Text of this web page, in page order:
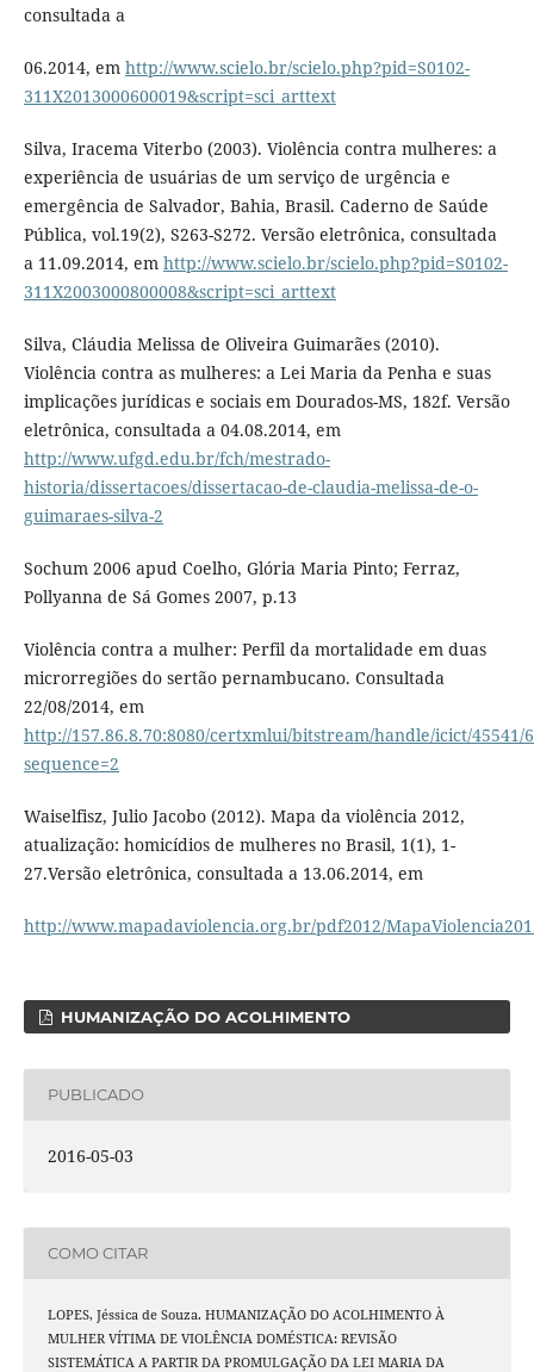
consultada a
06.2014, em http://www.scielo.br/scielo.php?pid=S0102-
311X2013000600019&script=sci_arttext
Silva, Iracema Viterbo (2003). Violência contra mulheres: a
experiência de usuárias de um serviço de urgência e
emergência de Salvador, Bahia, Brasil. Caderno de Saúde
Pública, vol.19(2), S263-S272. Versão eletrônica, consultada
a 11.09.2014, em http://www.scielo.br/scielo.php?pid=S0102-
311X2003000800008&script=sci_arttext
Silva, Cláudia Melissa de Oliveira Guimarães (2010).
Violência contra as mulheres: a Lei Maria da Penha e suas
implicações jurídicas e sociais em Dourados-MS, 182f. Versão
eletrônica, consultada a 04.08.2014, em
http://www.ufgd.edu.br/fch/mestrado-
historia/dissertacoes/dissertacao-de-claudia-melissa-de-o-
guimaraes-silva-2
Sochum 2006 apud Coelho, Glória Maria Pinto; Ferraz,
Pollyanna de Sá Gomes 2007, p.13
Violência contra a mulher: Perfil da mortalidade em duas
microrregiões do sertão pernambucano. Consultada
22/08/2014, em
http://157.86.8.70:8080/certxmlui/bitstream/handle/icict/45541/
sequence=2
Waiselfisz, Julio Jacobo (2012). Mapa da violência 2012,
atualização: homicídios de mulheres no Brasil, 1(1), 1-
27.Versão eletrônica, consultada a 13.06.2014, em
http://www.mapadaviolencia.org.br/pdf2012/
HUMANIZAÇÃO DO ACOLHIMENTO
PUBLICADO
2016-05-03
COMO CITAR
LOPES, Jéssica de Souza. HUMANIZAÇÃO DO ACOLHIMENTO À
MULHER VÍTIMA DE VIOLÊNCIA DOMÉSTICA: REVISÃO
SISTEMÁTICA A PARTIR DA PROMULGAÇÃO DA LEI MARIA DA